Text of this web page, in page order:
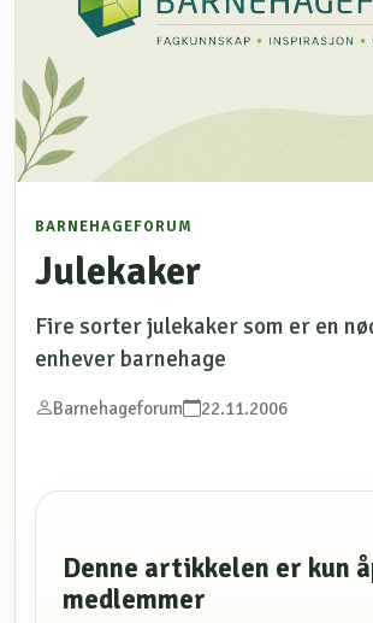
BARNEHAGEFORUM
Julekaker
Fire sorter julekaker som er en
enhever barnehage
Barnehageforum 22.11.2006
Denne artikkelen er kun
medlemmer